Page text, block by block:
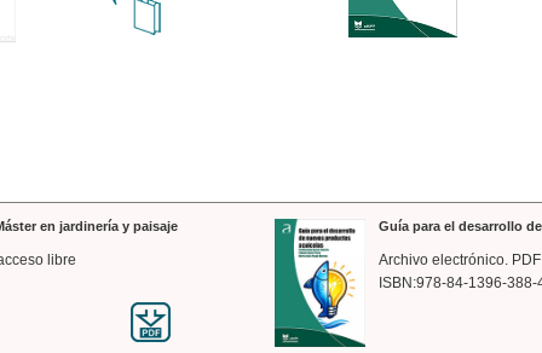
en jardinería y paisaje
libre
Guía para el desarrollo
Archivo electrónico.
ISBN:978-84-1396-388-